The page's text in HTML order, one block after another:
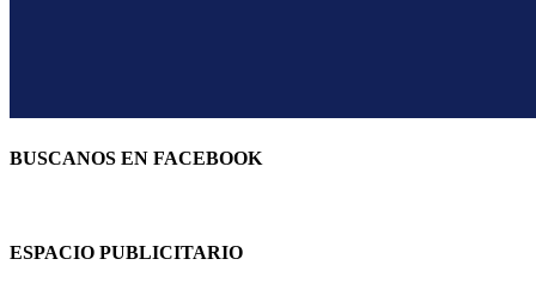
BUSCANOS EN FACEBOOK
ESPACIO PUBLICITARIO